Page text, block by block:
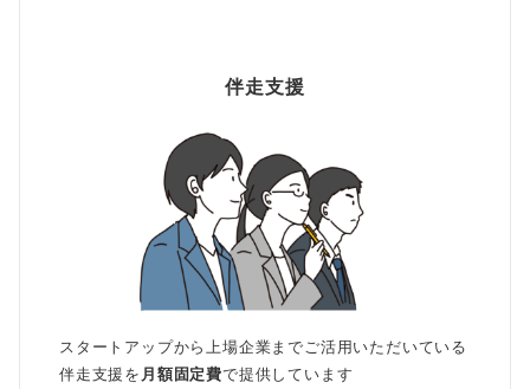
伴走支援
スタートアップから上場企業までご活用いただいている
伴走支援を 月額固定費で提供しています